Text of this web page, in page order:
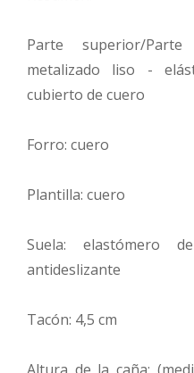
Parte superior/
metalizado liso -
cubierto de cuero
Forro: cuero
Plantilla: cuero
Suela: elastómero
antideslizante
Tacón: 4,5 cm